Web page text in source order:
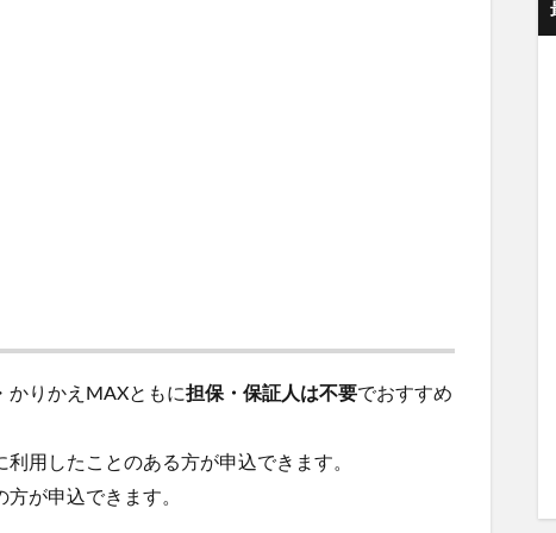
かりかえMAXともに担保・保証人は不要でおすすめ
用したことのある方が申込できます。
が申込できます。